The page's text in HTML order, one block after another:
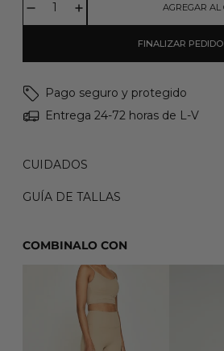
AGREGAR AL
FINALIZAR PEDIDO
COMBINALO CON
JUANA LEGGING
Pago seguro y protegido
Entrega 24-72 horas de L-V
CUIDADOS
GUÍA DE TALLAS